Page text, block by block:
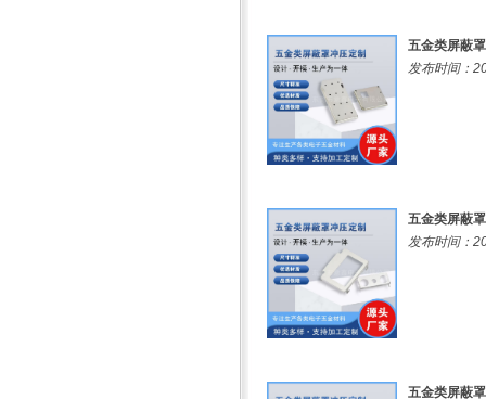
五金类屏蔽
发布时间：
五金类屏蔽
发布时间：
五金类屏蔽